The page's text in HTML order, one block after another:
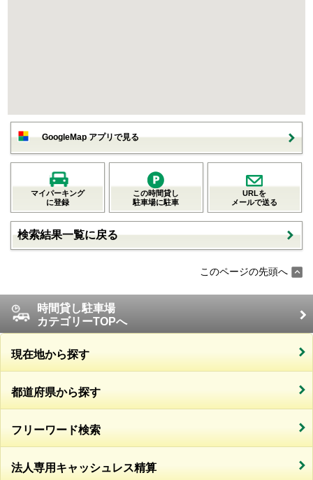
GoogleMap アプリで見る
マイパーキング
に登録
この時間貸し
駐車場に駐車
URLを
メールで送る
検索結果一覧に戻る
このページの先頭へ
時間貸し駐車場
カテゴリーTOPへ
現在地から探す
都道府県から探す
フリーワード検索
法人専用キャッシュレス精算